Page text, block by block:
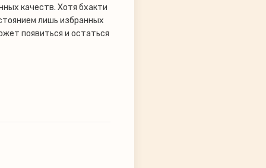
качеств. Хотя бхакти
лишь избранных
появиться и остаться